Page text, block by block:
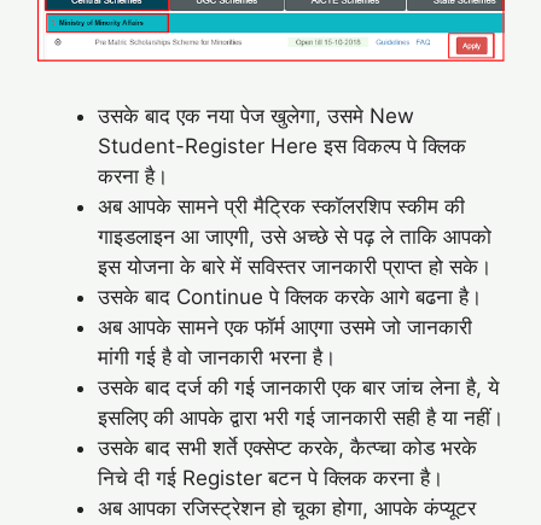
उसके बाद एक नया पेज खुलेगा, उसमे New
Student-Register Here इस विकल्प पे क्लिक
करना है।
अब आपके सामने प्री मैट्रिक स्कॉलरशिप स्कीम की
गाइडलाइन आ जाएगी, उसे अच्छे से पढ़ ले ताकि आपको
इस योजना के बारे में सविस्तर जानकारी प्राप्त हो सके।
उसके बाद Continue पे क्लिक करके आगे बढना है।
अब आपके सामने एक फॉर्म आएगा उसमे जो जानकारी
मांगी गई है वो जानकारी भरना है।
उसके बाद दर्ज की गई जानकारी एक बार जांच लेना है, ये
इसलिए की आपके द्वारा भरी गई जानकारी सही है या नहीं।
उसके बाद सभी शर्ते एक्सेप्ट करके, कैत्प्चा कोड भरके
निचे दी गई Register बटन पे क्लिक करना है।
अब आपका रजिस्ट्रेशन हो चूका होगा, आपके कंप्यूटर